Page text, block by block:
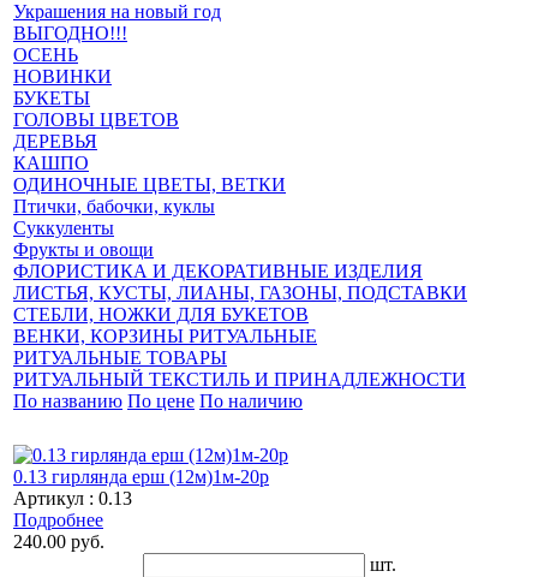
Украшения на новый год
ВЫГОДНО!!!
ОСЕНЬ
НОВИНКИ
БУКЕТЫ
ГОЛОВЫ ЦВЕТОВ
ДЕРЕВЬЯ
КАШПО
ОДИНОЧНЫЕ ЦВЕТЫ, ВЕТКИ
Птички, бабочки, куклы
Суккуленты
Фрукты и овощи
ФЛОРИСТИКА И ДЕКОРАТИВНЫЕ ИЗДЕЛИЯ
ЛИСТЬЯ, КУСТЫ, ЛИАНЫ, ГАЗОНЫ, ПОДСТАВКИ
СТЕБЛИ, НОЖКИ ДЛЯ БУКЕТОВ
ВЕНКИ, КОРЗИНЫ РИТУАЛЬНЫЕ
РИТУАЛЬНЫЕ ТОВАРЫ
РИТУАЛЬНЫЙ ТЕКСТИЛЬ И ПРИНАДЛЕЖНОСТИ
По названию По цене По наличию
0.13 гирлянда ерш (12м)1м-20р
Артикул : 0.13
Подробнее
240.00 руб.
шт.